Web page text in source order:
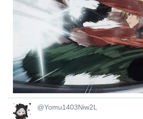
@Yomu1403Niw2L